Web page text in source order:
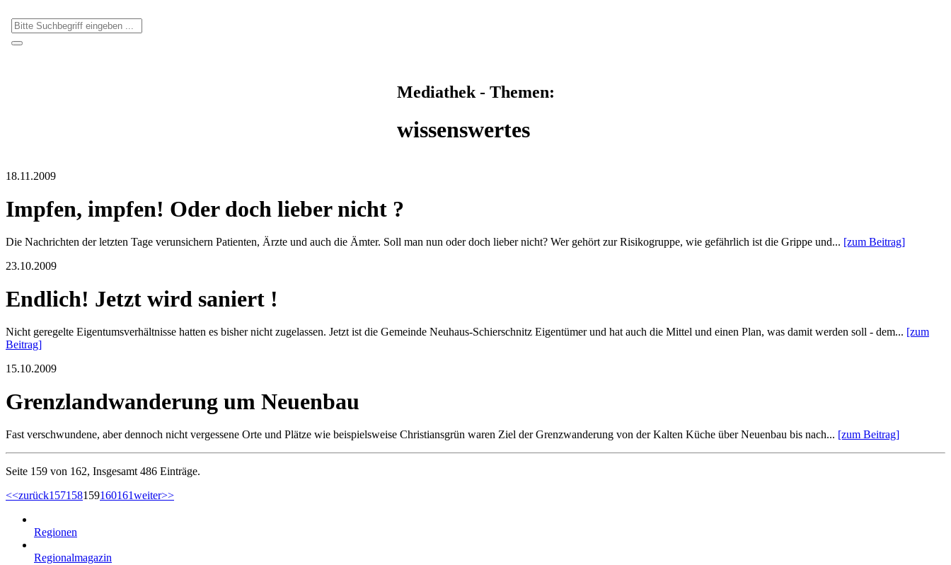
Mediathek - Themen:
wissenswertes
18.11.2009
Impfen, impfen! Oder doch lieber nicht ?
Die Nachrichten der letzten Tage verunsichern Patienten, Ärzte und auch die Ämter. Soll man nun oder doch lieber nicht? Wer gehört zur Risikogruppe, wie gefährlich ist die Grippe und... [zum Beitrag]
23.10.2009
Endlich! Jetzt wird saniert !
Nicht geregelte Eigentumsverhältnisse hatten es bisher nicht zugelassen. Jetzt ist die Gemeinde Neuhaus-Schierschnitz Eigentümer und hat auch die Mittel und einen Plan, was damit werden soll - dem... [zum
Beitrag]
15.10.2009
Grenzlandwanderung um Neuenbau
Fast verschwundene, aber dennoch nicht vergessene Orte und Plätze wie beispielsweise Christiansgrün waren Ziel der Grenzwanderung von der Kalten Küche über Neuenbau bis nach... [zum Beitrag]
Seite 159 von 162, Insgesamt 486 Einträge.
<<zurück157158159160161weiter>>
Regionen
Regionalmagazin